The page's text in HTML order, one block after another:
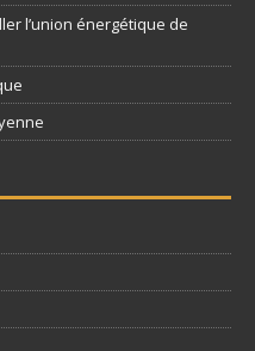
l’union énergétique de